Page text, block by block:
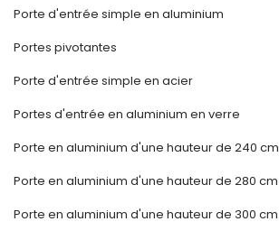
Porte d'entrée simple en aluminium
Portes pivotantes
Porte d'entrée simple en acier
Portes d'entrée en aluminium en verre
Porte en aluminium d'une hauteur de 240 cm
Porte en aluminium d'une hauteur de 280 cm
Porte en aluminium d'une hauteur de 300 cm